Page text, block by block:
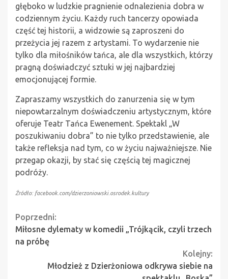
głęboko w ludzkie pragnienie odnalezienia dobra w
codziennym życiu. Każdy ruch tancerzy opowiada
część tej historii, a widzowie są zaproszeni do
przeżycia jej razem z artystami. To wydarzenie nie
tylko dla miłośników tańca, ale dla wszystkich, którzy
pragną doświadczyć sztuki w jej najbardziej
emocjonującej formie.
Zapraszamy wszystkich do zanurzenia się w tym
niepowtarzalnym doświadczeniu artystycznym, które
oferuje Teatr Tańca Ewenement. Spektakl „W
poszukiwaniu dobra” to nie tylko przedstawienie, ale
także refleksja nad tym, co w życiu najważniejsze. Nie
przegap okazji, by stać się częścią tej magicznej
podróży.
Źródło: facebook.com/dzierzoniowski.osrodek.kultury
Continue
Reading
Poprzedni:
Miłosne dylematy w komedii „Trójkącik, czyli trzech
na próbę
Kolejny:
Młodzież z Dzierżoniowa odkrywa siebie na